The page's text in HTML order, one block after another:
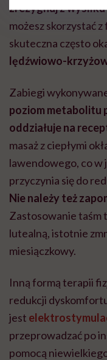
zrezygnuj z
możesz skorzystać
skuteczna często
lędźwiowo-
Zabiegi
poziom
oddziałuje na
masaż z ciepłymi
lawendowego, co w
przyczynia się do
Nie należy też
Zastosowanie taśm
lutealną, istotnie
miesiączkowy.
Inną formą terapii
redukcji
jest
przeprowadzać po
pomocą